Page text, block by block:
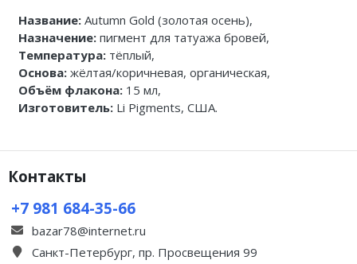
Название:Autumn Gold (золотая осень),
Назначение:пигмент для татуажа бровей,
Температура:тёплый,
Основа:жёлтая/коричневая, органическая,
Объём флакона:15 мл,
Изготовитель: Li Pigments, США.
Контакты
+7 981 684-35-66
bazar78@internet.ru
Санкт-Петербург, пр. Просвещения 99